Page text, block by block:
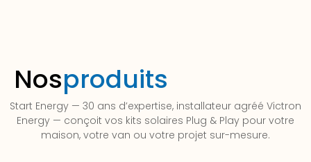
Nosproduits
Start Energy — 30 ans d’expertise, installateur agréé Victron
Energy — conçoit vos kits solaires Plug & Play pour votre
maison, votre van ou votre projet sur-mesure.